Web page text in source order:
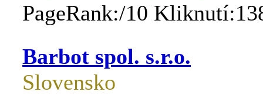
PageRank:/10
Barbot spol. s.r.o.
Slovensko